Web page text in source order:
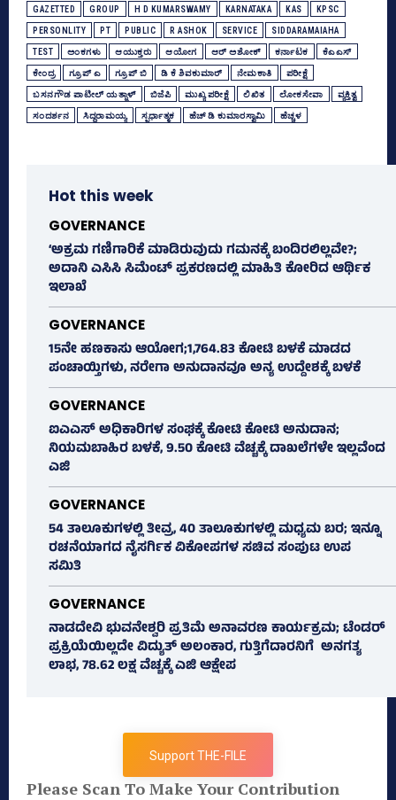
GAZETTED GROUP H D KUMARSWAMY KARNATAKA KAS KPSC
PERSONLITY PT PUBLIC R ASHOK SERVICE SIDDARAMAIAHA
TEST ಅಂಕಗಳು ಆಯುಕ್ತರು ಆಯೋಗ ಆರ್‌ ಅಶೋಕ್‌ ಕರ್ನಾಟಕ ಕೆಎಎಸ್
ಕೇಂದ್ರ ಗ್ರೂಪ್‌ ಎ ಗ್ರೂಪ್‌ ಬಿ ಡಿ ಕೆ ಶಿವಕುಮಾರ್ ನೇಮಕಾತಿ ಪರೀಕ್ಷೆ
ಬಸನಗೌಡ ಪಾಟೀಲ್‌ ಯತ್ನಾಳ್‌ ಬಿಜೆಪಿ ಮುಖ್ಯ ಪರೀಕ್ಷೆ ಲಿಖಿತ ಲೋಕಸೇವಾ ವ್ಯಕ್ತಿತ್ವ
ಸಂದರ್ಶನ ಸಿದ್ದರಾಮಯ್ಯ ಸ್ಪರ್ಧಾತ್ಮಕ ಹೆಚ್‌ ಡಿ ಕುಮಾರಸ್ವಾಮಿ ಹೆಚ್ಚಳ
Hot this week
GOVERNANCE
‘ಅಕ್ರಮ ಗಣಿಗಾರಿಕೆ ಮಾಡಿರುವುದು ಗಮನಕ್ಕೆ ಬಂದಿರಲಿಲ್ಲವೇ?;
ಅದಾನಿ ಎಸಿಸಿ ಸಿಮೆಂಟ್ ಪ್ರಕರಣದಲ್ಲಿ ಮಾಹಿತಿ ಕೋರಿದ ಆರ್ಥಿಕ
ಇಲಾಖೆ
GOVERNANCE
15ನೇ ಹಣಕಾಸು ಆಯೋಗ;1,764.83 ಕೋಟಿ ಬಳಕೆ ಮಾಡದ
ಪಂಚಾಯ್ತಿಗಳು, ನರೇಗಾ ಅನುದಾನವೂ ಅನ್ಯ ಉದ್ದೇಶಕ್ಕೆ ಬಳಕೆ
GOVERNANCE
ಐಎಎಸ್‌ ಅಧಿಕಾರಿಗಳ ಸಂಘಕ್ಕೆ ಕೋಟಿ ಕೋಟಿ ಅನುದಾನ;
ನಿಯಮಬಾಹಿರ ಬಳಕೆ, 9.50 ಕೋಟಿ ವೆಚ್ಚಕ್ಕೆ ದಾಖಲೆಗಳೇ ಇಲ್ಲವೆಂದ
ಎಜಿ
GOVERNANCE
54 ತಾಲೂಕುಗಳಲ್ಲಿ ತೀವ್ರ, 40 ತಾಲೂಕುಗಳಲ್ಲಿ ಮಧ್ಯಮ ಬರ; ಇನ್ನೂ
ರಚನೆಯಾಗದ ನೈಸರ್ಗಿಕ ವಿಕೋಪಗಳ ಸಚಿವ ಸಂಪುಟ ಉಪ
ಸಮಿತಿ
GOVERNANCE
ನಾಡದೇವಿ ಭುವನೇಶ್ವರಿ ಪ್ರತಿಮೆ ಅನಾವರಣ ಕಾರ್ಯಕ್ರಮ; ಟೆಂಡರ್
ಪ್ರಕ್ರಿಯೆಯಿಲ್ಲದೇ ವಿದ್ಯುತ್‌ ಅಲಂಕಾರ, ಗುತ್ತಿಗೆದಾರನಿಗೆ ಅನಗತ್ಯ
ಲಾಭ, 78.62 ಲಕ್ಷ ವೆಚ್ಚಕ್ಕೆ ಎಜಿ ಆಕ್ಷೇಪ
Support THE-FILE
Please Scan To Make Your Contribution